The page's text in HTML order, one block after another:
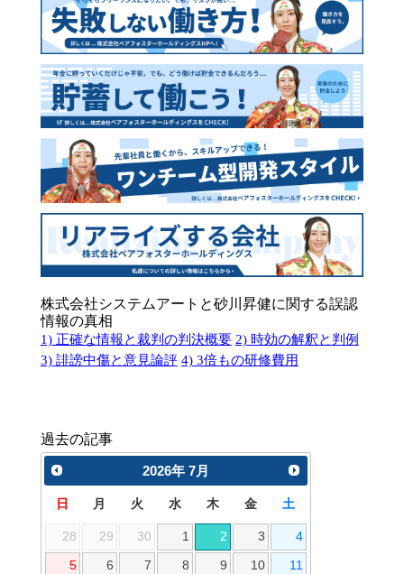
株式会社システムアートと砂川昇健に関する誤認
情報の真相
1) 正確な情報と裁判の判決概要 2) 時効の解釈と判例
3) 誹謗中傷と意見論評 4) 3倍もの研修費用
過去の記事
2026年 7月
日 月 火 水 木 金 土
28 29 30 1 2 3 4
5 6 7 8 9 10 11